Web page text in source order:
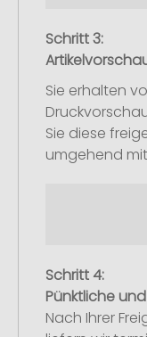
Schritt 3:
Sie erhalten
Sie diese
umgehend
Schritt 4:
Pünktliche
Nach Ihrer